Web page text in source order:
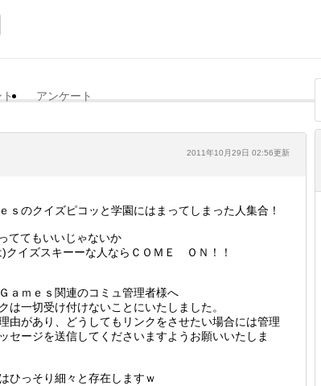
ト アンケート
2011年10月29日 02:56更新
ｓのクイズピコッと学園にはまってしまった人集合！
ててもいいじゃないか
クイズスキーーな人ならＣＯＭＥ ＯＮ！！
ａｍｅｓ関連のコミュ管理者様へ
は一切受け付けないことにいたしました。
由があり、どうしてもリンクをさせたい場合には管理
セージを送信してくださいますようお願いいたしま
ひっそり細々と存在しますｗ